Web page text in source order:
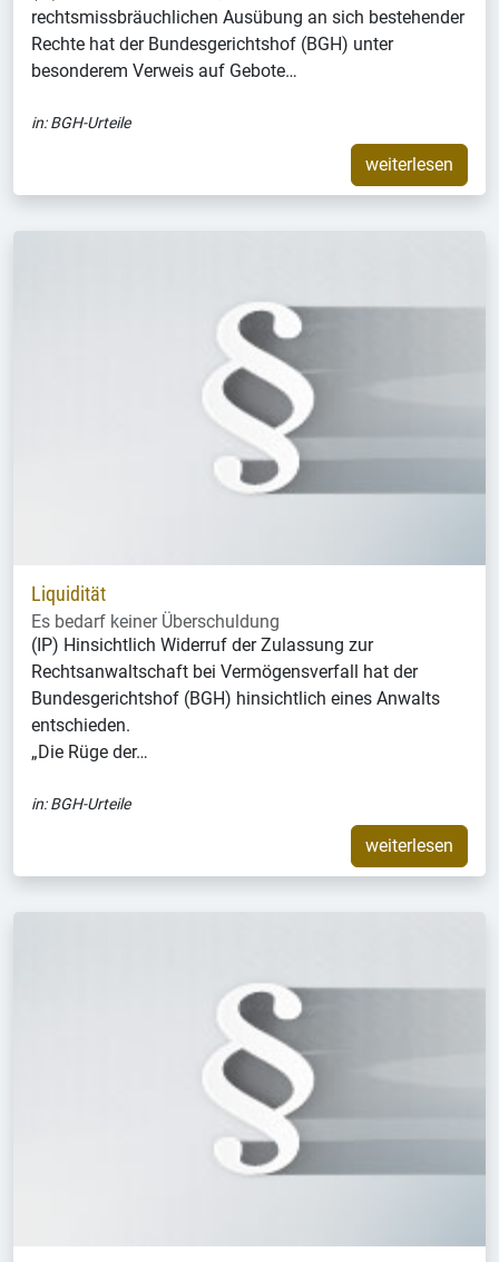
rechtsmissbräuchlichen Ausübung an sich bestehender
Rechte hat der Bundesgerichtshof (BGH) unter
besonderem Verweis auf Gebote…
in:BGH-Urteile
weiterlesen
Liquidität
Es bedarf keiner Überschuldung
(IP) Hinsichtlich Widerruf der Zulassung zur
Rechtsanwaltschaft bei Vermögensverfall hat der
Bundesgerichtshof (BGH) hinsichtlich eines Anwalts
entschieden.
„Die Rüge der…
in:BGH-Urteile
weiterlesen